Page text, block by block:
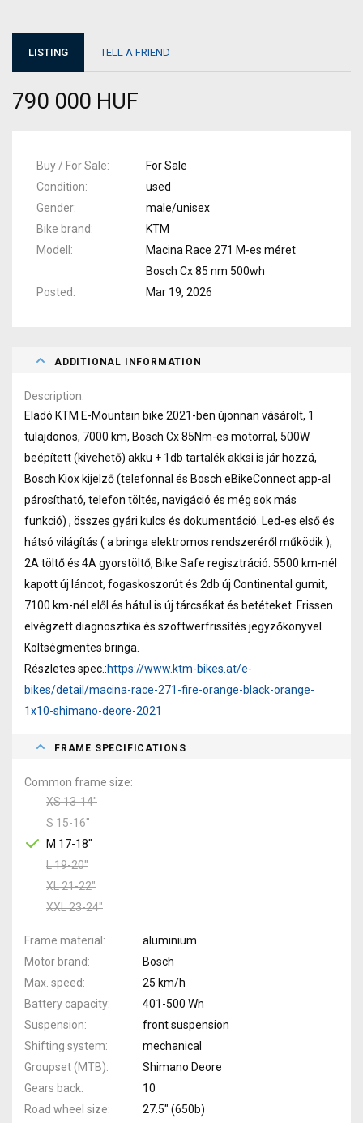
LISTING TELL A FRIEND
790 000 HUF
Buy / For Sale
For Sale
Condition
used
Gender
male/unisex
Bike brand
KTM
Modell
Macina Race 271 M-es méret
Bosch Cx 85 nm 500wh
Posted
Mar 19, 2026
ADDITIONAL INFORMATION
Description
Eladó KTM E-Mountain bike 2021-ben újonnan vásárolt, 1
tulajdonos, 7000 km, Bosch Cx 85Nm-es motorral, 500W
beépített (kivehető) akku + 1db tartalék akksi is jár hozzá,
Bosch Kiox kijelző (telefonnal és Bosch eBikeConnect app-al
párosítható, telefon töltés, navigáció és még sok más
funkció) , összes gyári kulcs és dokumentáció. Led-es első és
hátsó világítás ( a bringa elektromos rendszeréről működik ),
2A töltő és 4A gyorstöltő, Bike Safe regisztráció. 5500 km-nél
kapott új láncot, fogaskoszorút és 2db új Continental gumit,
7100 km-nél elől és hátul is új tárcsákat és betéteket. Frissen
elvégzett diagnosztika és szoftwerfrissítés jegyzőkönyvel.
Költségmentes bringa.
Részletes spec.:https://www.ktm-bikes.at/e-
bikes/detail/macina-race-271-fire-orange-black-orange-
1x10-shimano-deore-2021
FRAME SPECIFICATIONS
Common frame size
XS 13-14"
S 15-16"
M 17-18"
L 19-20"
XL 21-22"
XXL 23-24"
Frame material
aluminium
Motor brand
Bosch
Max. speed
25 km/h
Battery capacity
401-500 Wh
Suspension
front suspension
Shifting system
mechanical
Groupset (MTB)
Shimano Deore
Gears back
10
Road wheel size
27.5" (650b)